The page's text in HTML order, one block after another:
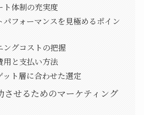
ト体制の充実度
パフォーマンスを見極めるポイン
ングコストの把握
用と支払い方法
ット層に合わせた選定
させるためのマーケティング